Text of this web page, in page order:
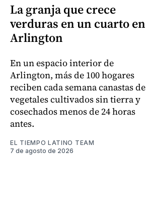
La granja que crece
verduras en un cuarto en
Arlington
En un espacio interior de
Arlington, más de 100 hogares
reciben cada semana canastas de
vegetales cultivados sin tierra y
cosechados menos de 24 horas
antes.
EL TIEMPO LATINO TEAM
7 de agosto de 2026